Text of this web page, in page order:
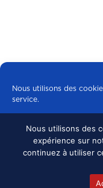
Nous utilisons des
service.
Politique
© 2024 US
Nous utilisons des
expérience sur
continuez à utiliser